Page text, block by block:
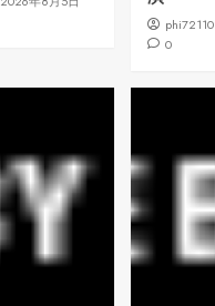
phi72110
0